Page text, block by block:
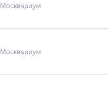
Москвариум
Москвариум